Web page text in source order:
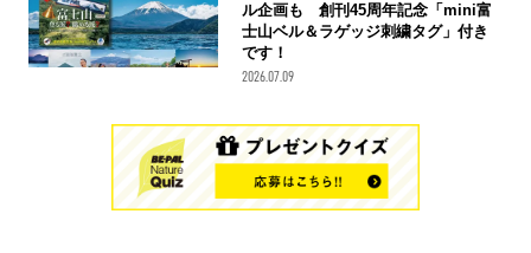
ル企画も 創刊45周年記念「mini富
士山ベル＆ラゲッジ刺繍タグ」付き
です！
2026.07.09